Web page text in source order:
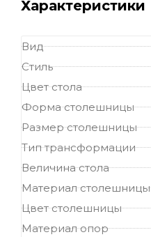
Характеристики
Вид
Стиль
Цвет стола
Форма столешницы
Размер столешницы
Тип трансформации
Величина стола
Материал столешницы
Цвет столешницы
Материал опор